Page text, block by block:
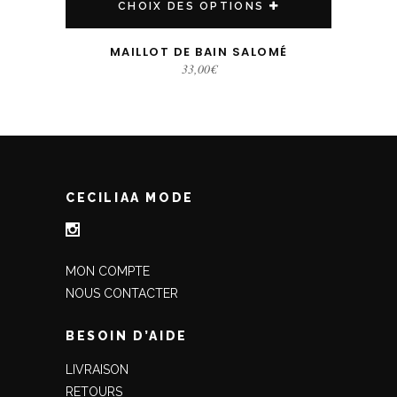
CHOIX DES OPTIONS
MAILLOT DE BAIN SALOMÉ
33,00€
CECILIAA MODE
MON COMPTE
NOUS CONTACTER
BESOIN D’AIDE
LIVRAISON
RETOURS